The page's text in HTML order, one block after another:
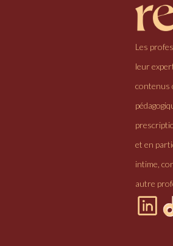
Les
leur
contenus
et en
intime,
autre